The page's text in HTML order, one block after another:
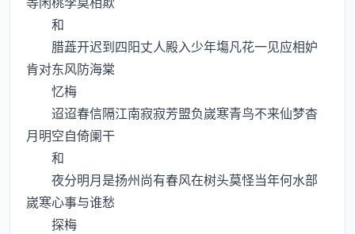
和
腊蕋开迟到四阳丈人殿入少年塲凡花一见应相妒
肯对东风防海棠
忆梅
迢迢春信隔江南寂寂芳盟负嵗寒青鸟不来仙梦杳
月明空自倚阑干
和
夜分明月是扬州尚有春风在树头莫怪当年何水部
嵗寒心事与谁愁
探梅